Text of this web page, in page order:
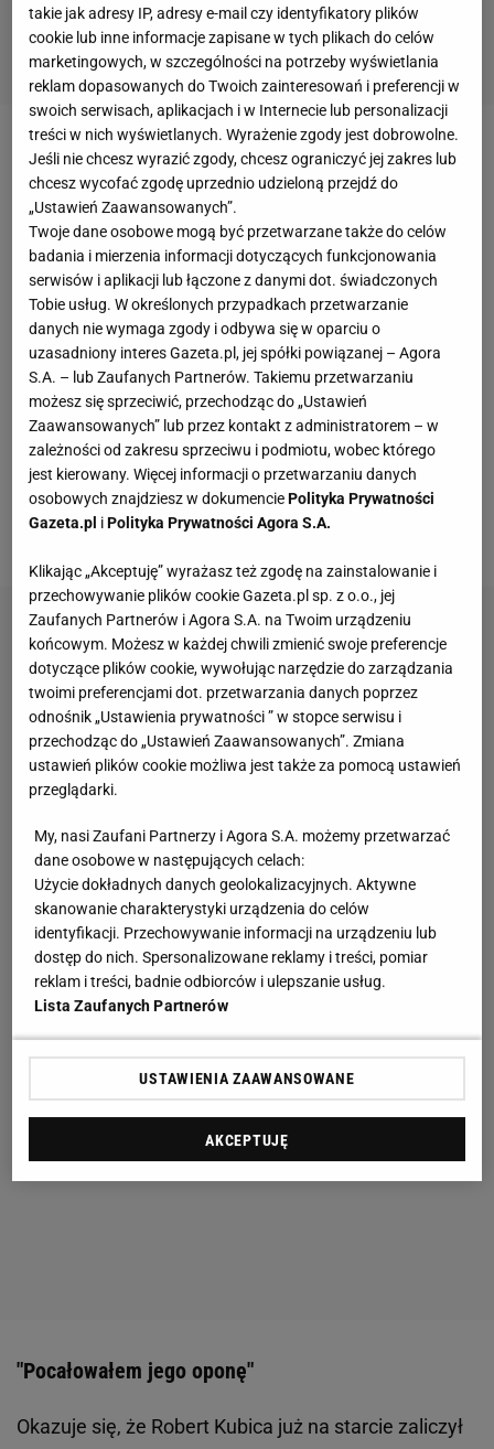
Lewis Hamilton zwyciężył w Grand Prix Węgier, który
fantastycznie wykorzystał strategię dwóch
postojów. Kolejny był zdobywca pole position -
Verstappen, a jako trzeci dojechał Sebastian Vettel.
To nie był udany dzień dlaRoberta Kubicy,który od
początku wyścigu miał dużą stratę do reszty stawki,
a z każdym kolejnym okrążeniem jego sytuacja się
nie zmieniła. Polak zakończył GP Węgier na 19.
lokacie (Romain Grosjeannie ukończył wyścigu).
Znacznie lepiej od Kubicy spisał się Goerge Russel.
Brytyjczyka szczególnie można pochwalić za
początek wyścigu, później jednak bolidWilliamsa
wiele więcej mu nie pozwolił.
"Pocałowałem jego oponę"
Okazuje się, że Robert Kubica już na starcie zaliczył
takie jak adresy IP, adresy e-mail czy identyfikatory plików
cookie lub inne informacje zapisane w tych plikach do celów
marketingowych, w szczególności na potrzeby wyświetlania
reklam dopasowanych do Twoich zainteresowań i preferencji w
swoich serwisach, aplikacjach i w Internecie lub personalizacji
treści w nich wyświetlanych. Wyrażenie zgody jest dobrowolne.
Jeśli nie chcesz wyrazić zgody, chcesz ograniczyć jej zakres lub
chcesz wycofać zgodę uprzednio udzieloną przejdź do
„Ustawień Zaawansowanych”.
Twoje dane osobowe mogą być przetwarzane także do celów
badania i mierzenia informacji dotyczących funkcjonowania
serwisów i aplikacji lub łączone z danymi dot. świadczonych
Tobie usług. W określonych przypadkach przetwarzanie
danych nie wymaga zgody i odbywa się w oparciu o
uzasadniony interes Gazeta.pl, jej spółki powiązanej – Agora
S.A. – lub Zaufanych Partnerów. Takiemu przetwarzaniu
możesz się sprzeciwić, przechodząc do „Ustawień
Zaawansowanych” lub przez kontakt z administratorem – w
zależności od zakresu sprzeciwu i podmiotu, wobec którego
jest kierowany. Więcej informacji o przetwarzaniu danych
osobowych znajdziesz w dokumenciePolityka Prywatności
Gazeta.pl iPolityka Prywatności Agora S.A.
Klikając „Akceptuję” wyrażasz też zgodę na zainstalowanie i
przechowywanie plików cookie Gazeta.pl sp. z o.o., jej
Zaufanych Partnerów i Agora S.A. na Twoim urządzeniu
końcowym. Możesz w każdej chwili zmienić swoje preferencje
dotyczące plików cookie, wywołując narzędzie do zarządzania
twoimi preferencjami dot. przetwarzania danych poprzez
odnośnik „Ustawienia prywatności ” w stopce serwisu i
przechodząc do „Ustawień Zaawansowanych”. Zmiana
ustawień plików cookie możliwa jest także za pomocą ustawień
przeglądarki.
My, nasi Zaufani Partnerzy i Agora S.A. możemy przetwarzać
dane osobowe w następujących celach:
Użycie dokładnych danych geolokalizacyjnych. Aktywne
skanowanie charakterystyki urządzenia do celów
identyfikacji. Przechowywanie informacji na urządzeniu lub
dostęp do nich. Spersonalizowane reklamy i treści, pomiar
reklam i treści, badnie odbiorców i ulepszanie usług.
Lista Zaufanych Partnerów
USTAWIENIA ZAAWANSOWANE
AKCEPTUJĘ